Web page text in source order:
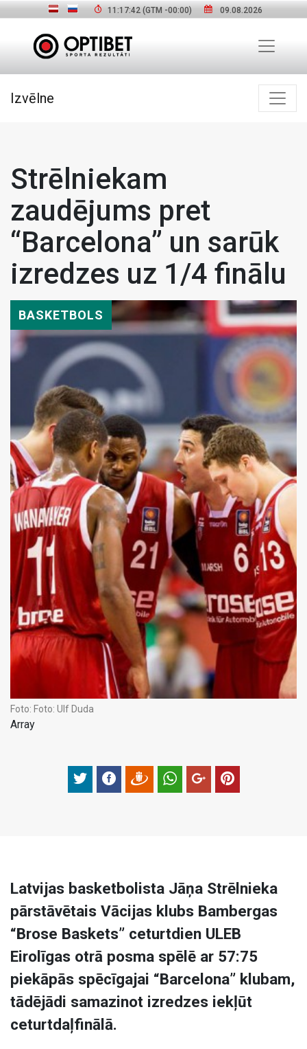
11:17:43(GTM -00:00) 09.08.2026
Izvēlne
Strēlniekam
zaudējums pret
“Barcelona” un sarūk
izredzes uz 1/4 finālu
BASKETBOLS
Foto: Foto: Ulf Duda
Array
Latvijas basketbolista Jāņa Strēlnieka
pārstāvētais Vācijas klubs Bambergas
“Brose Baskets” ceturtdien ULEB
Eirolīgas otrā posma spēlē ar 57:75
piekāpās spēcīgajai “Barcelona” klubam,
tādējādi samazinot izredzes iekļūt
ceturtdaļfinālā.